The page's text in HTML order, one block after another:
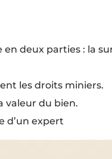
deux parties : la
les droits miniers.
valeur du bien.
d’un expert